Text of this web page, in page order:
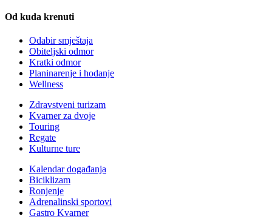
Od kuda krenuti
Odabir smještaja
Obiteljski odmor
Kratki odmor
Planinarenje i hodanje
Wellness
Zdravstveni turizam
Kvarner za dvoje
Touring
Regate
Kulturne ture
Kalendar događanja
Biciklizam
Ronjenje
Adrenalinski sportovi
Gastro Kvarner